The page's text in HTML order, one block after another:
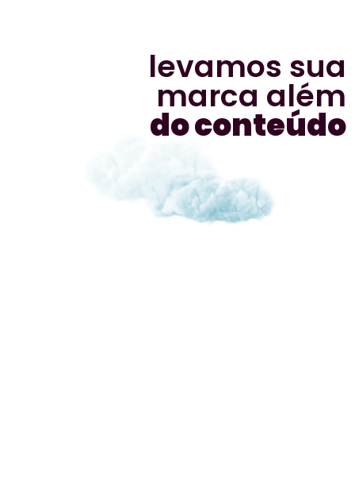
levamos sua
marca além
do conteúdo